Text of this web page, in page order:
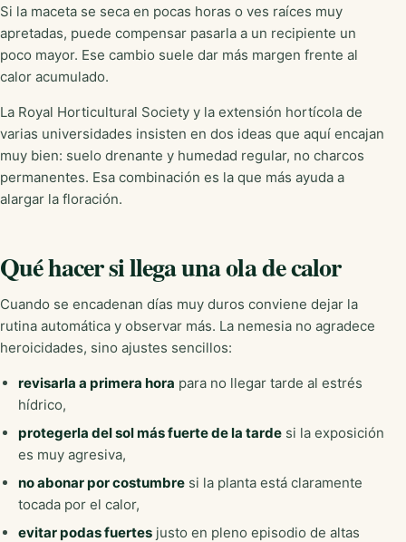
Si la maceta se seca en pocas horas o ves raíces muy
apretadas, puede compensar pasarla a un recipiente un
poco mayor. Ese cambio suele dar más margen frente al
calor acumulado.
La Royal Horticultural Society y la extensión hortícola de
varias universidades insisten en dos ideas que aquí encajan
muy bien: suelo drenante y humedad regular, no charcos
permanentes. Esa combinación es la que más ayuda a
alargar la floración.
Qué hacer si llega una ola de calor
Cuando se encadenan días muy duros conviene dejar la
rutina automática y observar más. La nemesia no agradece
heroicidades, sino ajustes sencillos:
revisarla a primera hora para no llegar tarde al estrés
hídrico,
protegerla del sol más fuerte de la tardesi la exposición
es muy agresiva,
no abonar por costumbresi la planta está claramente
tocada por el calor,
evitar podas fuertesjusto en pleno episodio de altas